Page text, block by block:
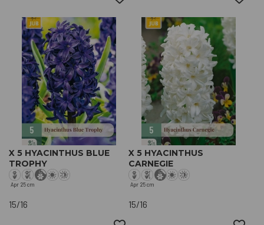
X 5 HYACINTHUS BLUE
TROPHY
Apr 25 cm
15/16
X 5 HYACINTHUS
CARNEGIE
Apr 25 cm
15/16